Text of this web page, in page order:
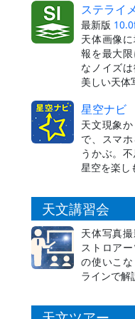
ステライ
最新版
天体画像
報を最大
なノイズ
美しい天体
星空ナビ
天文現象
で、スマ
うかぶ。
星空を楽し
天文講習会
天体写真
ストロア
の使いこ
ラインで解